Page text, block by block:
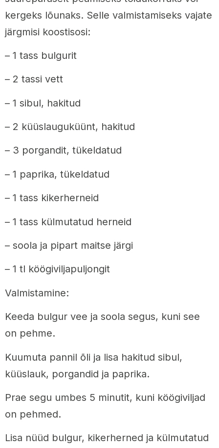
kergeks lõunaks. Selle valmistamiseks vajate
järgmisi koostisosi:
– 1 tass bulgurit
– 2 tassi vett
– 1 sibul, hakitud
– 2 küüslauguküünt, hakitud
– 3 porgandit, tükeldatud
– 1 paprika, tükeldatud
– 1 tass kikerherneid
– 1 tass külmutatud herneid
– soola ja pipart maitse järgi
– 1 tl köögiviljapuljongit
Valmistamine:
Keeda bulgur vee ja soola segus, kuni see
on pehme.
Kuumuta pannil õli ja lisa hakitud sibul,
küüslauk, porgandid ja paprika.
Prae segu umbes 5 minutit, kuni köögiviljad
on pehmed.
Lisa nüüd bulgur, kikerherned ja külmutatud